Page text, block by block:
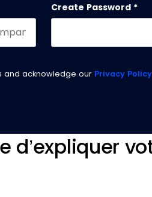
Create Password *
and acknowledge our Privacy Policy
d’expliquer